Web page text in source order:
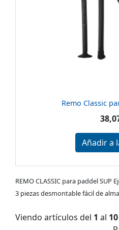
Remo Classic
Añadir a
REMO CLASSIC para paddel SUP
3 piezas desmontable fácil de
Viendo artículos del 1 al 10